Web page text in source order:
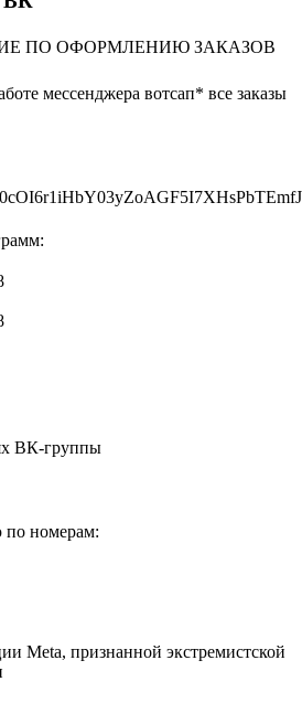
ПО ОФОРМЛЕНИЮ ЗАКАЗОВ
мессенджера вотсап* все заказы
ВК-группы
по номерам:
Meta, признанной экстремистской